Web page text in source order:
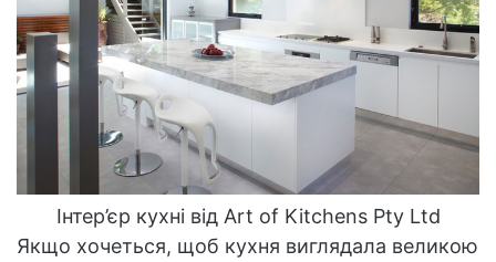
Інтер’єр кухні від Art of Kitchens Pty Ltd
Якщо хочеться, щоб кухня виглядала великою